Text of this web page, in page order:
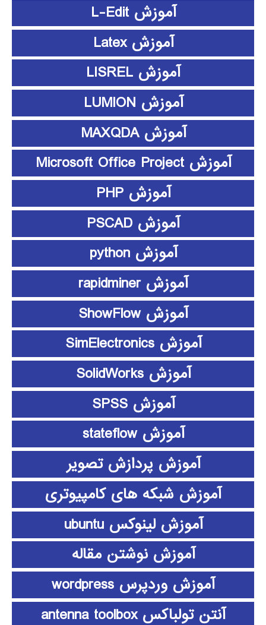
آموزش L-Edit
آموزش Latex
آموزش LISREL
آموزش LUMION
آموزش MAXQDA
آموزش Microsoft Office Project
آموزش PHP
آموزش PSCAD
آموزش python
آموزش rapidminer
آموزش ShowFlow
آموزش SimElectronics
آموزش SolidWorks
آموزش SPSS
آموزش stateflow
آموزش پردازش تصویر
آموزش شبکه های کامپیوتری
آموزش لینوکس ubuntu
آموزش نوشتن مقاله
آموزش وردپرس wordpress
آنتن تولباکس antenna toolbox